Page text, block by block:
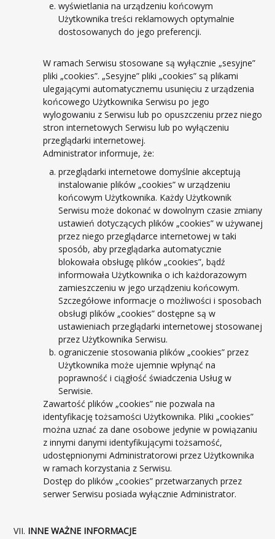
wyświetlania na urządzeniu końcowym
Użytkownika treści reklamowych optymalnie
dostosowanych do jego preferencji.
W ramach Serwisu stosowane są wyłącznie „sesyjne”
pliki „cookies”. „Sesyjne” pliki „cookies” są plikami
ulegającymi automatycznemu usunięciu z urządzenia
końcowego Użytkownika Serwisu po jego
wylogowaniu z Serwisu lub po opuszczeniu przez niego
stron internetowych Serwisu lub po wyłączeniu
przeglądarki internetowej.
Administrator informuje, że:
przeglądarki internetowe domyślnie akceptują
instalowanie plików „cookies” w urządzeniu
końcowym Użytkownika. Każdy Użytkownik
Serwisu może dokonać w dowolnym czasie zmiany
ustawień dotyczących plików „cookies” w używanej
przez niego przeglądarce internetowej w taki
sposób, aby przeglądarka automatycznie
blokowała obsługę plików „cookies”, bądź
informowała Użytkownika o ich każdorazowym
zamieszczeniu w jego urządzeniu końcowym.
Szczegółowe informacje o możliwości i sposobach
obsługi plików „cookies” dostępne są w
ustawieniach przeglądarki internetowej stosowanej
przez Użytkownika Serwisu.
ograniczenie stosowania plików „cookies” przez
Użytkownika może ujemnie wpłynąć na
poprawność i ciągłość świadczenia Usług w
Serwisie.
Zawartość plików „cookies” nie pozwala na
identyfikację tożsamości Użytkownika. Pliki „cookies”
można uznać za dane osobowe jedynie w powiązaniu
z innymi danymi identyfikującymi tożsamość,
udostępnionymi Administratorowi przez Użytkownika
w ramach korzystania z Serwisu.
Dostęp do plików „cookies” przetwarzanych przez
serwer Serwisu posiada wyłącznie Administrator.
INNE WAŻNE INFORMACJE